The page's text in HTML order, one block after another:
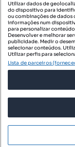
© 2026
Utilizar dados de
do dispositivo para
ou combinações de dados
informações num
para personalizar
Desenvolver e melhorar
publicidade. Medir o
selecionar conteúdos.
Utilizar perfis para
Lista de parceiros